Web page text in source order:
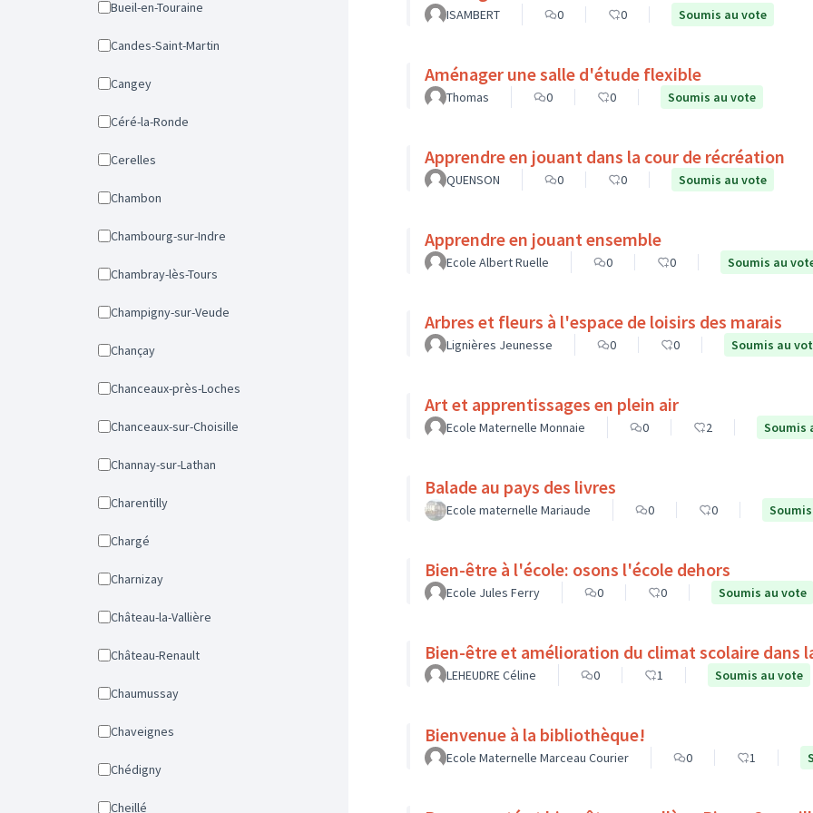
Bueil-en-Touraine
Candes-Saint-Martin
Cangey
Céré-la-Ronde
Cerelles
Chambon
Chambourg-sur-Indre
Chambray-lès-Tours
Champigny-sur-Veude
Chançay
Chanceaux-près-Loches
Chanceaux-sur-Choisille
Channay-sur-Lathan
Charentilly
Chargé
Charnizay
Château-la-Vallière
Château-Renault
Chaumussay
Chaveignes
Chédigny
Cheillé
ISAMBERT 0 0 Soumis au vote
Aménager une salle d'étude flexible
Thomas 0 0 Soumis au vote
Apprendre en jouant dans la cour de récréation
QUENSON 0 0 Soumis au vote
Apprendre en jouant ensemble
Ecole Albert Ruelle 0 0 Soumis au
Arbres et fleurs à l'espace de loisirs des marais
Lignières Jeunesse 0 0 Soumis au
Art et apprentissages en plein air
Ecole Maternelle Monnaie 0 2 Soumis
Balade au pays des livres
Ecole maternelle Mariaude 0 0
Bien-être à l'école: osons l'école dehors
Ecole Jules Ferry 0 0 Soumis au vote
Bien-être et amélioration du climat scolaire dans
LEHEUDRE Céline 0 1 Soumis au vote
Bienvenue à la bibliothèque!
Ecole Maternelle Marceau Courier 0 1